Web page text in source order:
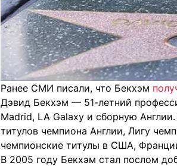
Ранее СМИ писали, что Бекхэм
Дэвид Бекхэм — 51-летний
Madrid, LA Galaxy и сборную
титулов чемпиона Англии, Лигу
чемпионские титулы в США,
В 2005 году Бекхэм стал послом